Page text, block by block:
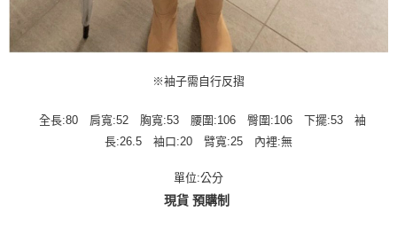
※袖子需自行反摺
全長:80 肩寬:52 胸寬:53 腰圍:106 臀圍:106 下擺:53 袖
長:26.5 袖口:20 臂寬:25 內裡:無
單位:公分
現貨 預購制